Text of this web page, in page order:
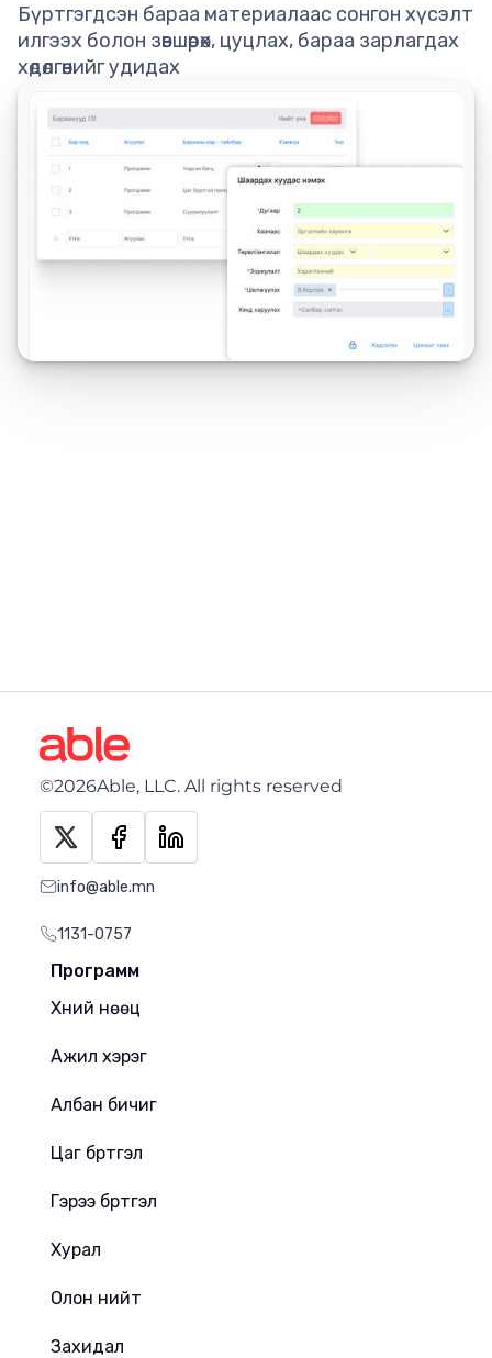
Бүртгэгдсэн бараа материалаас сонгон хүсэлт
илгээх болон зөвшөөрөх, цуцлах, бараа зарлагдах
хөдөлгөөнийг удидах
©2026Able, LLC. All rights reserved
info@able.mn
1131-0757
Программ
Хүний нөөц
Ажил хэрэг
Албан бичиг
Цаг бүртгэл
Гэрээ бүртгэл
Хурал
Олон нийт
Захидал